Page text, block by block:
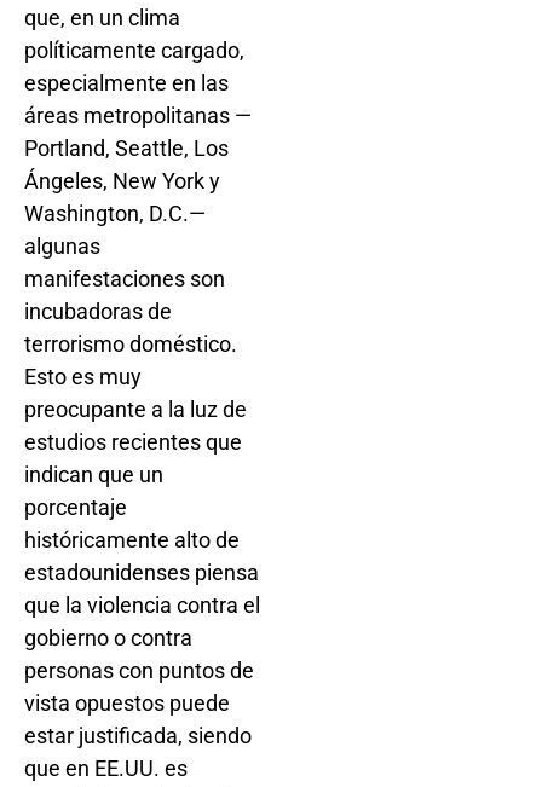
que, en un clima
políticamente cargado,
especialmente en las
áreas metropolitanas —
Portland, Seattle, Los
Ángeles, New York y
Washington, D.C.—
algunas
manifestaciones son
incubadoras de
terrorismo doméstico.
Esto es muy
preocupante a la luz de
estudios recientes que
indican que un
porcentaje
históricamente alto de
estadounidenses piensa
que la violencia contra el
gobierno o contra
personas con puntos de
vista opuestos puede
estar justificada, siendo
que en EE.UU. es